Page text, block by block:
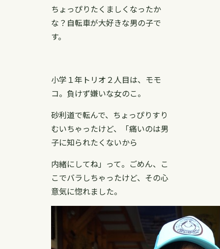
ちょっぴりたくましくなったか
な？自転車が大好きな男の子で
す。
小学１年トリオ２人目は、モモ
コ。負けず嫌いな女のこ。
砂利道で転んで、ちょっぴりすり
むいちゃったけど、「痛いのは男
子に知られたくないから
内緒にしてね」って。ごめん、こ
こでバラしちゃったけど、その心
意気に惚れました。